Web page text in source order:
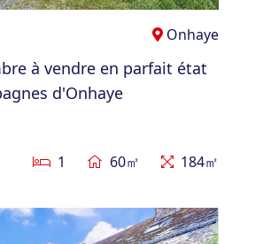
Onhaye
à vendre en parfait état
d'Onhaye
1 60㎡ 184㎡